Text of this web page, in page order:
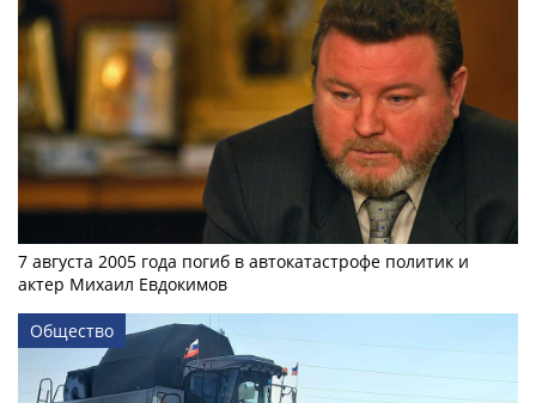
7 августа 2005 года погиб в автокатастрофе политик и
актер Михаил Евдокимов
Общество